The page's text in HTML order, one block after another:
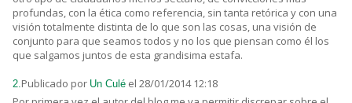
profundas, con la ética como referencia, sin tanta retórica y con una
visión totalmente distinta de lo que son las cosas, una visión de
conjunto para que seamos todos y no los que piensan como él los
que salgamos juntos de esta grandisima estafa.
2.Publicado por Un Culé el 28/01/2014 12:18